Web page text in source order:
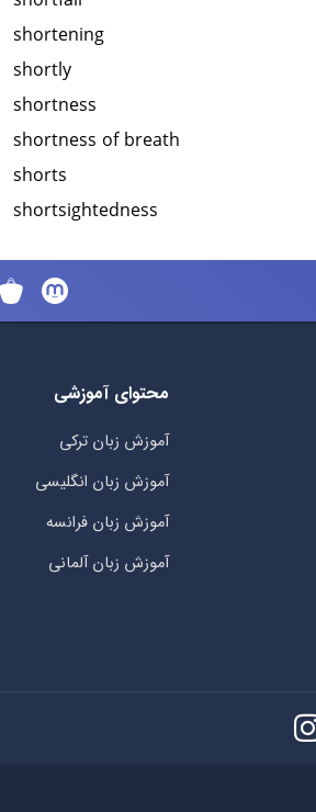
shortening
shortly
shortness
shortness of breath
shorts
shortsightedness
محتوای آموزشی
آموزش زبان ترکی
آموزش زبان انگلیسی
آموزش زبان فرانسه
آموزش زبان آلمانی